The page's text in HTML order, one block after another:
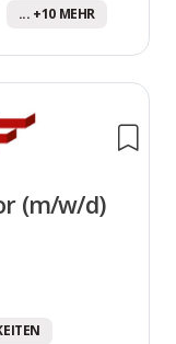
... +10 MEHR
(m/w/d)